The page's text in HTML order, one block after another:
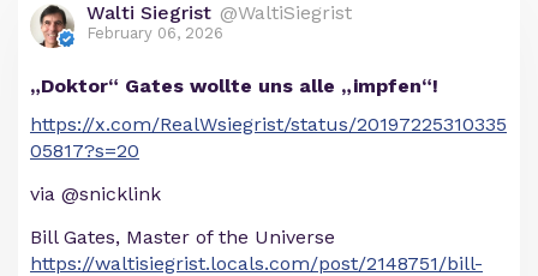
Walti Siegrist @WaltiSiegrist
February 06, 2026
„Doktor“ Gates wollte uns alle „impfen“!
https://x.com/RealWsiegrist/status/20197225310335
05817?s=20
via @snicklink
Bill Gates, Master of the Universe
https://waltisiegrist.locals.com/post/2148751/bill-